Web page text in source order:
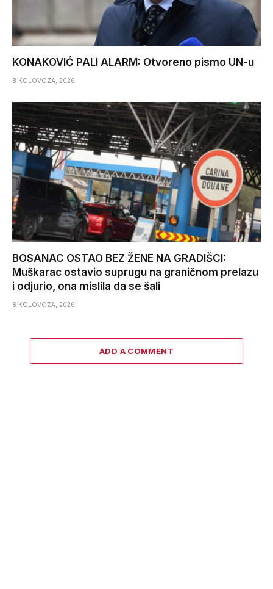
KONAKOVIĆ PALI ALARM: Otvoreno pismo UN-u
8 KOLOVOZA, 2026
BOSANAC OSTAO BEZ ŽENE NA GRADIŠCI:
Muškarac ostavio suprugu na graničnom prelazu
i odjurio, ona mislila da se šali
8 KOLOVOZA, 2026
ADD A COMMENT